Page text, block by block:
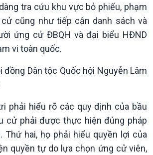
lận
Tin Nông nghiệp & Biển
Mùa vàng
Biển đảo Việt Nam
Tâm tình biên giới và hải
đảo
Tìm hiểu biển, đảo Việt
tra cứu khu vực bỏ phiếu, phạm
cũng như tiếp cận danh sách và
ứng cử ĐBQH và đại biểu HĐND
vi toàn quốc.
đồng Dân tộc Quốc hội Nguyễn Lâm
phải hiểu rõ các quy định của bầu
cử phải được thực hiện đúng pháp
Thứ hai, họ phải hiểu quyền lợi của
quyền tự do lựa chọn ứng cử viên,